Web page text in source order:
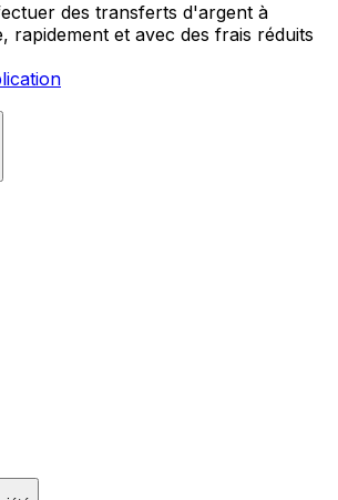
des transferts d'argent à
rapidement et avec des frais réduits